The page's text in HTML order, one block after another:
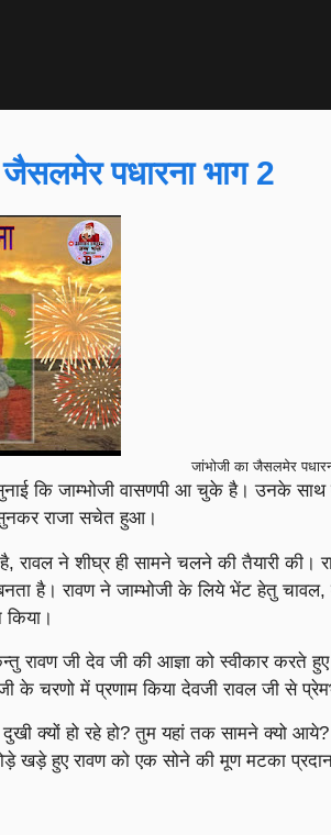
जैसलमेर पधारना भाग 2
जांभोजी का जैसलमेर
कि जाम्भोजी वासणपी आ चुके है। उनके
सुनकर राजा सचेत हुआ।
रावल ने शीघ्र ही सामने चलने की तैयारी
बनता है। रावण ने जाम्भोजी के लिये भेंट हेतु
रावण जी देव जी की आज्ञा को स्वीकार
के चरणो में प्रणाम किया देवजी रावल जी से
क्यों हो रहे हो? तुम यहां तक सामने क्यो
खड़े हुए रावण को एक सोने की मूण मटका